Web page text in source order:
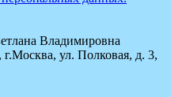
Владимировна
ул. Полковая, д. 3,